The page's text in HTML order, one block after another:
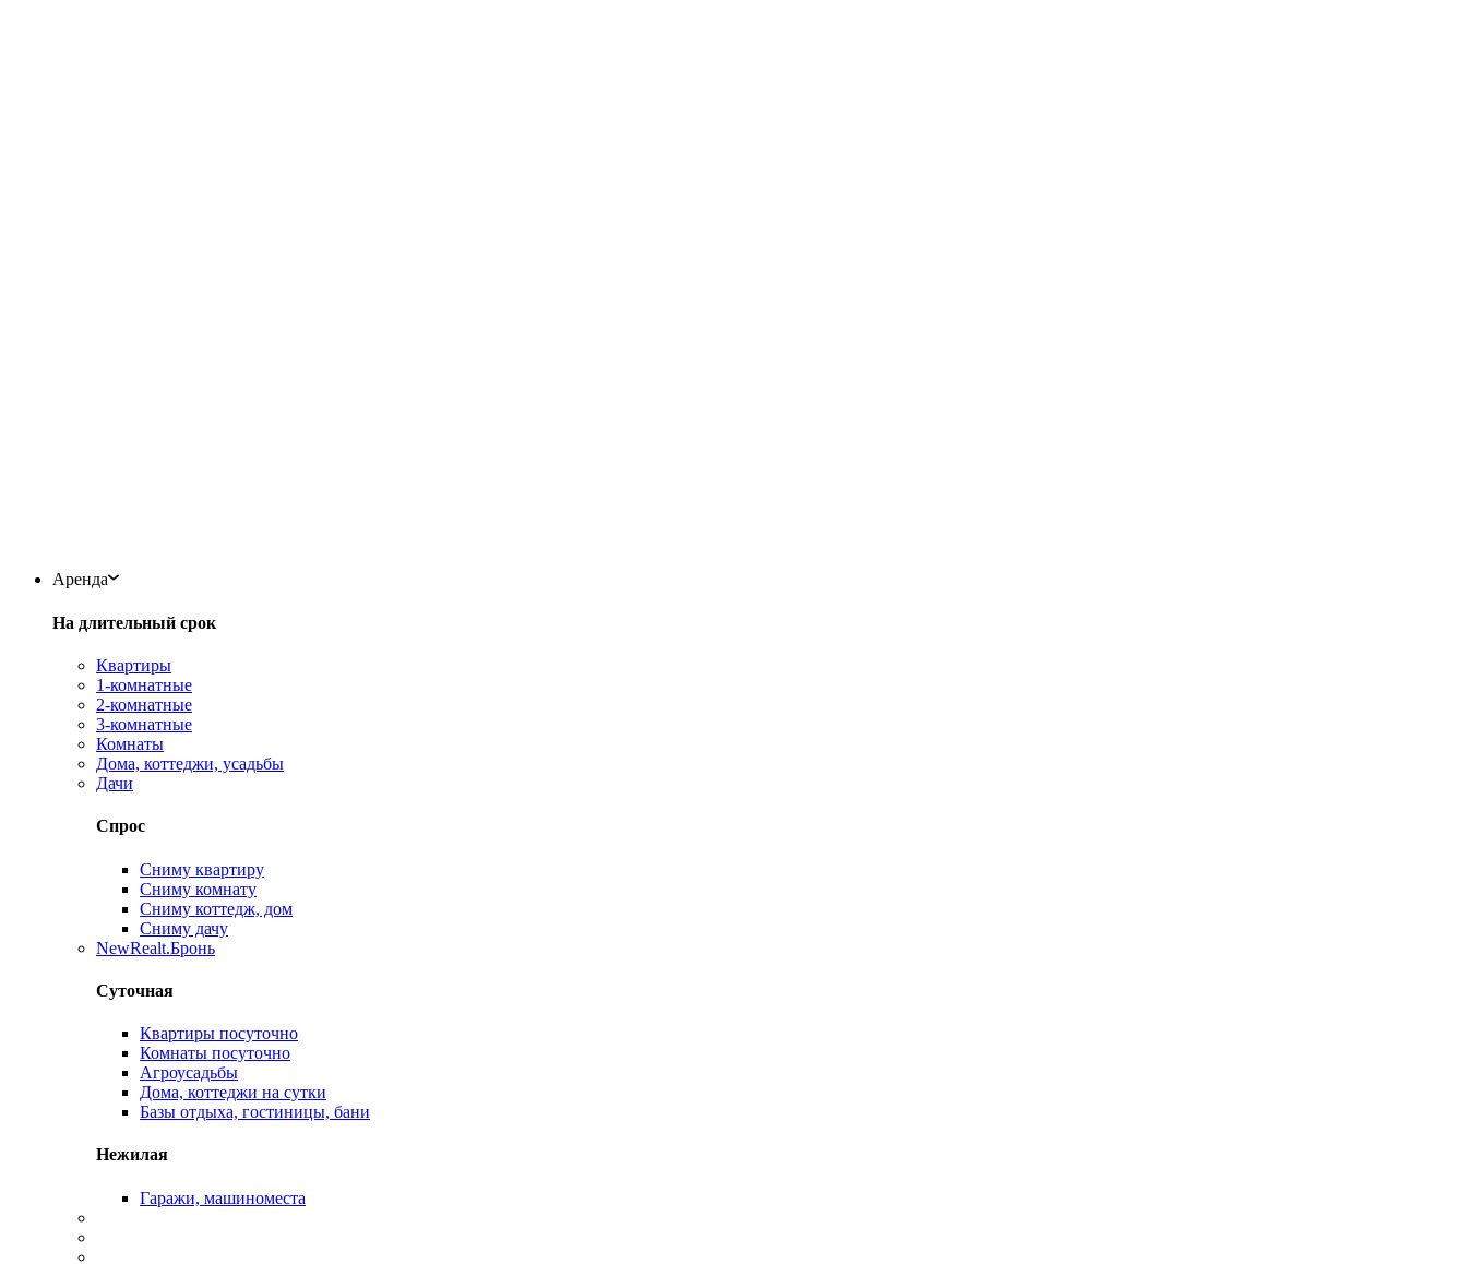
Аренда
На длительный срок
Квартиры
1-комнатные
2-комнатные
3-комнатные
Комнаты
Дома, коттеджи, усадьбы
Дачи
Спрос
Сниму квартиру
Сниму комнату
Сниму коттедж, дом
Сниму дачу
NewRealt.Бронь
Суточная
Квартиры посуточно
Комнаты посуточно
Агроусадьбы
Дома, коттеджи на сутки
Базы отдыха, гостиницы, бани
Нежилая
Гаражи, машиноместа